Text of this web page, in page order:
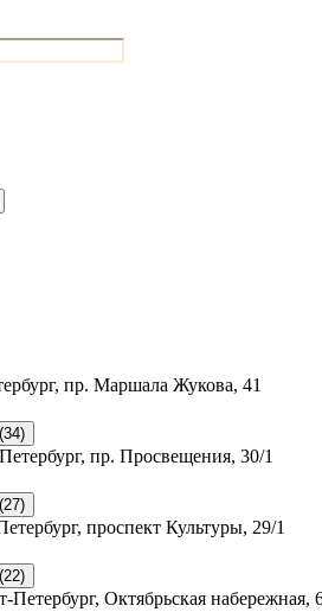
пр. Маршала Жукова, 41
пр. Просвещения, 30/1
проспект Культуры, 29/1
Петербург, Октябрьская набережная,